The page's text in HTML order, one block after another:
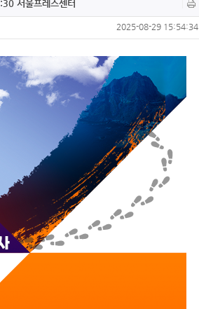
서울프레스센터
2025-08-29 15:54:34